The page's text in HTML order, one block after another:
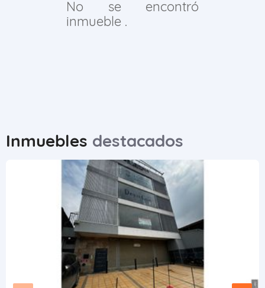
No se encontró
inmueble .
Inmuebles destacados